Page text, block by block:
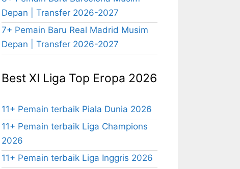
Depan | Transfer 2026-2027
7+ Pemain Baru Real Madrid Musim
Depan | Transfer 2026-2027
Best XI Liga Top Eropa 2026
11+ Pemain terbaik Piala Dunia 2026
11+ Pemain terbaik Liga Champions
2026
11+ Pemain terbaik Liga Inggris 2026